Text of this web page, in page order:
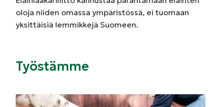
oloja niiden omassa ympäristössä, ei tuomaan
yksittäisiä lemmikkejä Suomeen.
Työstämme